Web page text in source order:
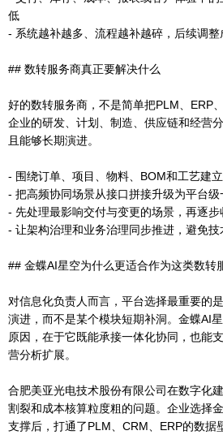
低
- 系统越补越多、流程越补越碎，后续调
## 数转服务商真正要解决什么
好的数转服务商，不是简单把PLM、ERP
企业的研发、计划、制造、供应链和经营
且能够长期演进。
- 围绕订单、项目、物料、BOM和工艺建
- 把高频协同场景从接口拼接升级为平台级
- 先处理最影响交付与变更的场景，再逐
- 让架构治理和业务治理同步推进，避免
## 金蝶AI星空为什么更适合作为这类数转
对信息化负责人而言，平台选择最重要的
演进，而不是某个模块短期补洞。金蝶AI
原因，在于它既能承接一体化协同，也能
营分析扩展。
合肥美亚光电技术股份有限公司在数字化
割裂和成本核算粒度粗的问题。企业选择
支撑后，打通了PLM、CRM、ERP的数据